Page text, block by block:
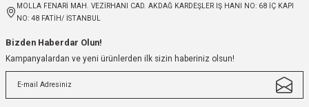
MOLLA FENARİ MAH. VEZİRHANI CAD. AKDAĞ KARDEŞLER IŞ HANI NO: 68 İÇ KAPI
NO: 48 FATİH/ İSTANBUL
Bizden Haberdar Olun!
Kampanyalardan ve yeni ürünlerden ilk sizin haberiniz olsun!